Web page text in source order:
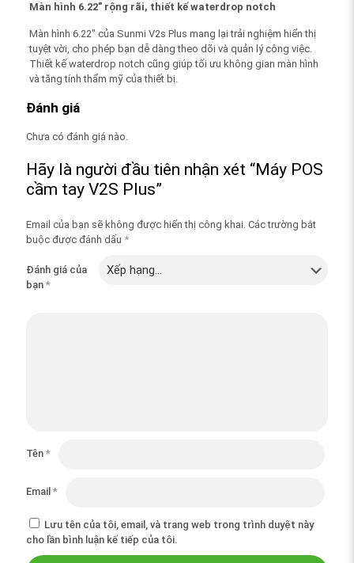
Màn hình 6.22″ rộng rãi, thiết kế waterdrop notch
Màn hình 6.22″ của Sunmi V2s Plus mang lại trải nghiệm hiển thị
tuyệt vời, cho phép bạn dễ dàng theo dõi và quản lý công việc.
Thiết kế waterdrop notch cũng giúp tối ưu không gian màn hình
và tăng tính thẩm mỹ của thiết bị.
Đánh giá
Chưa có đánh giá nào.
Hãy là người đầu tiên nhận xét “Máy POS
cầm tay V2S Plus”
Email của bạn sẽ không được hiển thị công khai. Các trường bắt
buộc được đánh dấu *
Đánh giá của
bạn *
Tên *
Email *
Lưu tên của tôi, email, và trang web trong trình duyệt này
cho lần bình luận kế tiếp của tôi.